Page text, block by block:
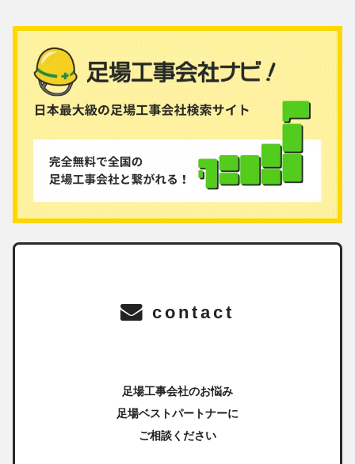
contact
足場工事会社のお悩み
足場ベストパートナーに
ご相談ください